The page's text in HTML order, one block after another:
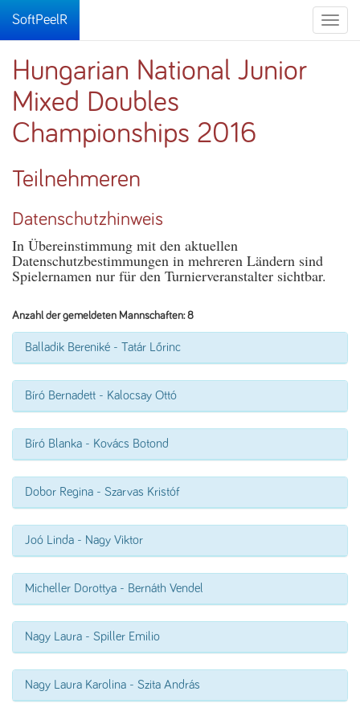
Toggle
SoftPeelR
Hungarian National Junior
Mixed Doubles
Championships 2016
Teilnehmeren
Datenschutzhinweis
In Übereinstimmung mit den aktuellen
Datenschutzbestimmungen in mehreren Ländern sind
Spielernamen nur für den Turnierveranstalter sichtbar.
Anzahl der gemeldeten Mannschaften: 8
Balladik Bereniké - Tatár Lőrinc
Bíró Bernadett - Kalocsay Ottó
Bíró Blanka - Kovács Botond
Dobor Regina - Szarvas Kristóf
Joó Linda - Nagy Viktor
Micheller Dorottya - Bernáth Vendel
Nagy Laura - Spiller Emilio
Nagy Laura Karolina - Szita András